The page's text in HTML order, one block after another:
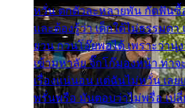
หวั่น ตกตัวละหลายพัน กัดฟันซื้
และต้องรู้ว่า เด็กใต้ไม่ธรรมดา
ยวน กวนโอ๊ยพอได้ เพราะว่านุ่
เข้ามหาลัย จิ๊กโก๊มองหน้า ท่า
เรื่องแน่นอน แต่ฉันไม่หวั่น เล
พรั่นพรือ มันตอบว่าไม่พรื่อ เปลี่